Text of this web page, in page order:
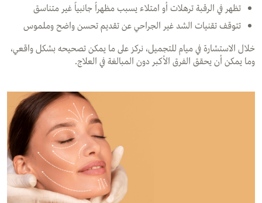
تظهر في الرقبة ترهلات أو امتلاء يسبب مظهراً جانبياً غير متناسق
تتوقف تقنيات الشد غير الجراحي عن تقديم تحسن واضح وملموس
خلال الاستشارة في ميام للتجميل، نركز على ما يمكن تصحيحه بشكل واقعي،
وما يمكن أن يحقق الفرق الأكبر دون المبالغة في العلاج.